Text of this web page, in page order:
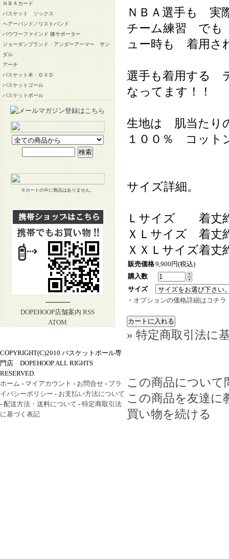
ＮＢＡカード
バスケット ソックス
ヘアーバンド／リストバンド
バウワーファインド 膝サポーター
ジョーダンブランド・アンダーアーマー サン
ダル
アーチ
バスケット本・ＤＶＤ
バスケットゴール
バスケットボール
※カートの中に商品はありません。
------------
DOPEHOOP店舗案内 RSS
ATOM
ＮＢＡ選手も 実
チーム練習 でも
ュー時も 着用さ
選手も着用する
なってます！！
生地は 肌当たり
１００％ コット
サイズ詳細。
Ｌサイズ 着丈
ＸＬサイズ 着丈
ＸＸＬサイズ着
販売価格9,900円(税込)
購入数
サイズ
・ オプションの価格詳細はコチラ
» 特定商取引法に
この商品について
この商品を友達に
買い物を続ける
COPYRIGHT(C)2010 バスケットボール専
門店 DOPEHOOP ALL RIGHTS
RESERVED.
ホーム - マイアカウント - お問合せ - プラ
イバシーポリシー - お支払い方法について
- 配送方法・送料について - 特定商取引法
に基づく表記